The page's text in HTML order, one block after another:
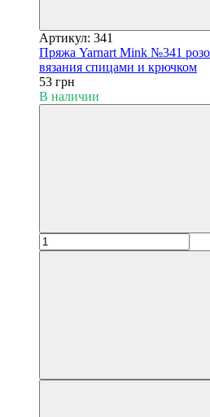
Артикул: 341
Пряжа Yarnart Mink №341
вязания спицами и крючком
53 грн
В наличии